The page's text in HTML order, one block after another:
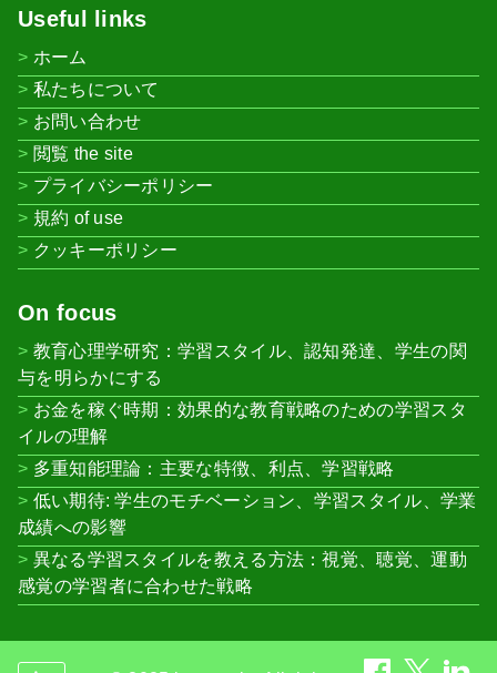
Useful links
ホーム
私たちについて
お問い合わせ
閲覧 the site
プライバシーポリシー
規約 of use
クッキーポリシー
On focus
教育心理学研究：学習スタイル、認知発達、学生の関
与を明らかにする
お金を稼ぐ時期：効果的な教育戦略のための学習スタ
イルの理解
多重知能理論：主要な特徴、利点、学習戦略
低い期待: 学生のモチベーション、学習スタイル、学業
成績への影響
異なる学習スタイルを教える方法：視覚、聴覚、運動
感覚の学習者に合わせた戦略